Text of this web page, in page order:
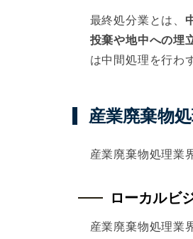
最終処分業とは、
投棄や地中への埋
は中間処理を行わ
産業廃棄物
産業廃棄物処理業
ローカルビ
産業廃棄物処理業